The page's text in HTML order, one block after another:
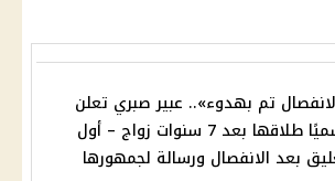
تم بهدوء».. عبير صبري تعلن
رسميًا طلاقها بعد 7 سنوات زواج – أول
بعد الانفصال ورسالة لجمهورها